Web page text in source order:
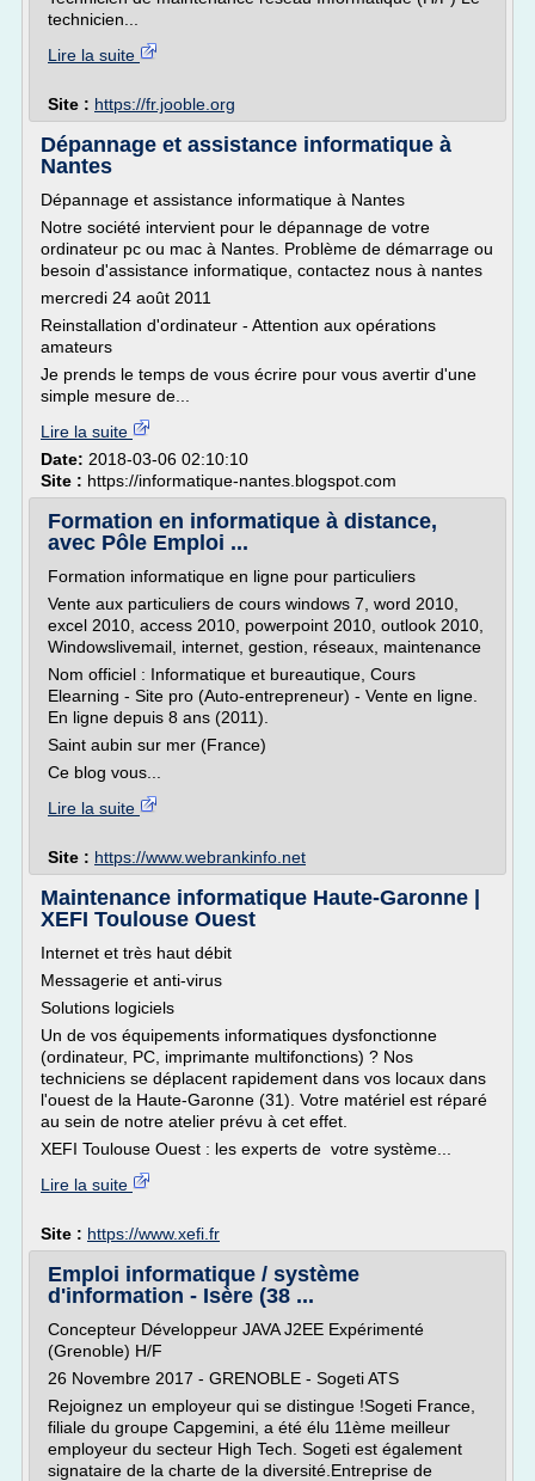
technicien...
Lire la suite
Site : https://fr.jooble.org
Dépannage et assistance informatique à
Nantes
Dépannage et assistance informatique à Nantes
Notre société intervient pour le dépannage de votre
ordinateur pc ou mac à Nantes. Problème de démarrage ou
besoin d'assistance informatique, contactez nous à nantes
mercredi 24 août 2011
Reinstallation d'ordinateur - Attention aux opérations
amateurs
Je prends le temps de vous écrire pour vous avertir d'une
simple mesure de...
Lire la suite
Date: 2018-03-06 02:10:10
Site : https://informatique-nantes.blogspot.com
Formation en informatique à distance,
avec Pôle Emploi ...
Formation informatique en ligne pour particuliers
Vente aux particuliers de cours windows 7, word 2010,
excel 2010, access 2010, powerpoint 2010, outlook 2010,
Windowslivemail, internet, gestion, réseaux, maintenance
Nom officiel : Informatique et bureautique, Cours
Elearning - Site pro (Auto-entrepreneur) - Vente en ligne.
En ligne depuis 8 ans (2011).
Saint aubin sur mer (France)
Ce blog vous...
Lire la suite
Site : https://www.webrankinfo.net
Maintenance informatique Haute-Garonne |
XEFI Toulouse Ouest
Internet et très haut débit
Messagerie et anti-virus
Solutions logiciels
Un de vos équipements informatiques dysfonctionne
(ordinateur, PC, imprimante multifonctions) ? Nos
techniciens se déplacent rapidement dans vos locaux dans
l'ouest de la Haute-Garonne (31). Votre matériel est réparé
au sein de notre atelier prévu à cet effet.
XEFI Toulouse Ouest : les experts de votre système...
Lire la suite
Site : https://www.xefi.fr
Emploi informatique / système
d'information - Isère (38 ...
Concepteur Développeur JAVA J2EE Expérimenté
(Grenoble) H/F
26 Novembre 2017 - GRENOBLE - Sogeti ATS
Rejoignez un employeur qui se distingue !Sogeti France,
filiale du groupe Capgemini, a été élu 11ème meilleur
employeur du secteur High Tech. Sogeti est également
signataire de la charte de la diversité.Entreprise de